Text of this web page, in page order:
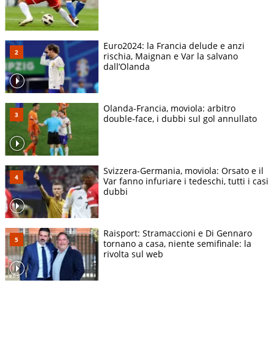
Euro2024: la Francia delude e anzi
rischia, Maignan e Var la salvano
dall’Olanda
Olanda-Francia, moviola: arbitro
double-face, i dubbi sul gol annullato
Svizzera-Germania, moviola: Orsato e il
Var fanno infuriare i tedeschi, tutti i casi
dubbi
Raisport: Stramaccioni e Di Gennaro
tornano a casa, niente semifinale: la
rivolta sul web